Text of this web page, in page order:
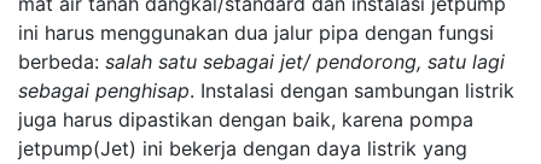
ini harus menggunakan dua jalur pipa dengan fungsi
berbeda: salah satu sebagai jet/ pendorong, satu lagi
sebagai penghisap. Instalasi dengan sambungan listrik
juga harus dipastikan dengan baik, karena pompa
jetpump(Jet) ini bekerja dengan daya listrik yang